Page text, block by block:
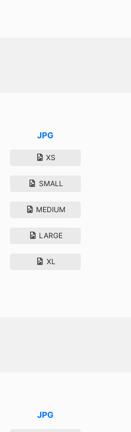
JPG
XS
SMALL
MEDIUM
LARGE
XL
JPG